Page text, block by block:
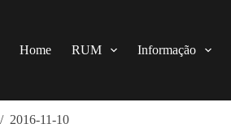
Home RUM Informação
/ 2016-11-10